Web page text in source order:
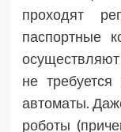
проходят
паспортные
не
автоматы.
роботы